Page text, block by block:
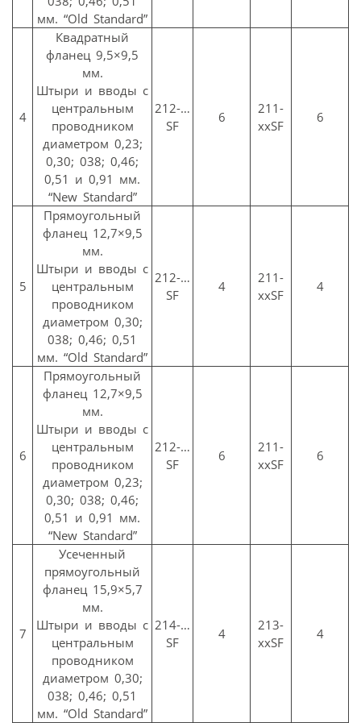
мм. “Old Standard”
4
Квадратный
фланец 9,5×9,5
мм.
Штыри и вводы с
центральным
проводником
диаметром 0,23;
0,30; 038; 0,46;
0,51 и 0,91 мм.
“New Standard”
212-…
SF
6
211-
ххSF
6
5
Прямоугольный
фланец 12,7×9,5
мм.
Штыри и вводы с
центральным
проводником
диаметром 0,30;
038; 0,46; 0,51
мм. “Old Standard”
212-…
SF
4
211-
ххSF
4
6
Прямоугольный
фланец 12,7×9,5
мм.
Штыри и вводы с
центральным
проводником
диаметром 0,23;
0,30; 038; 0,46;
0,51 и 0,91 мм.
“New Standard”
212-…
SF
6
211-
ххSF
6
7
Усеченный
прямоугольный
фланец 15,9×5,7
мм.
Штыри и вводы с
центральным
проводником
диаметром 0,30;
038; 0,46; 0,51
мм. “Old Standard”
214-…
SF
4
213-
ххSF
4